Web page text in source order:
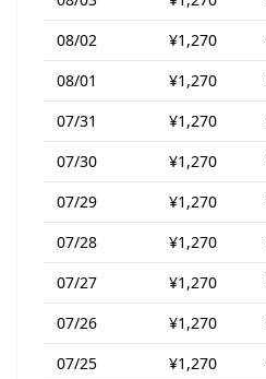
08/02
¥1,270
08/01
¥1,270
07/31
¥1,270
07/30
¥1,270
07/29
¥1,270
07/28
¥1,270
07/27
¥1,270
07/26
¥1,270
07/25
¥1,270